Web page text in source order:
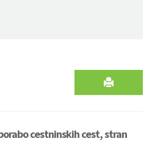
cestninskih cest, stran